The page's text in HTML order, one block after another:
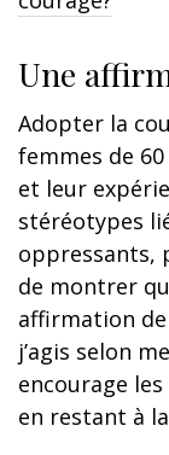
Une
Adopter la
femmes de
et leur
stéréotypes
oppressants,
de montrer
affirmation de
j’agis selon
encourage
en restant à